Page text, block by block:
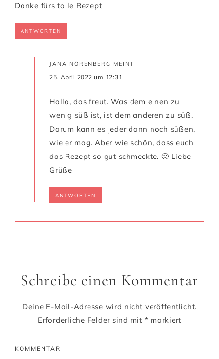
Danke fürs tolle Rezept
ANTWORTEN
JANA NÖRENBERG MEINT
25. April 2022 um 12:31
Hallo, das freut. Was dem einen zu
wenig süß ist, ist dem anderen zu süß.
Darum kann es jeder dann noch süßen,
wie er mag. Aber wie schön, dass euch
das Rezept so gut schmeckte. 🙂 Liebe
Grüße
ANTWORTEN
Schreibe einen Kommentar
Deine E-Mail-Adresse wird nicht veröffentlicht.
Erforderliche Felder sind mit * markiert
KOMMENTAR